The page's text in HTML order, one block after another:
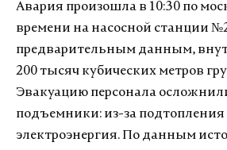
Авария произошла в 10:30 по
времени на насосной станции
предварительным данным,
200 тысяч кубических метров
Эвакуацию персонала
подъемники: из-за
электроэнергия. По данным